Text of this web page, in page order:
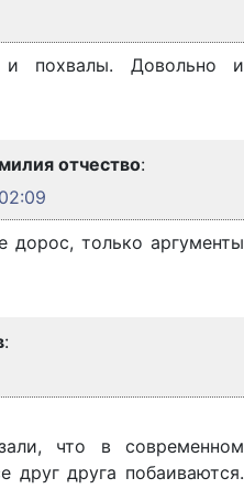
похвалы. Довольно и
отчество:
дорос, только аргументы
:
что в современном
друг друга побаиваются.